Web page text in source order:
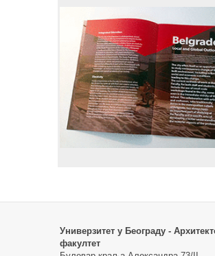
Универзитет у Београду -
факултет